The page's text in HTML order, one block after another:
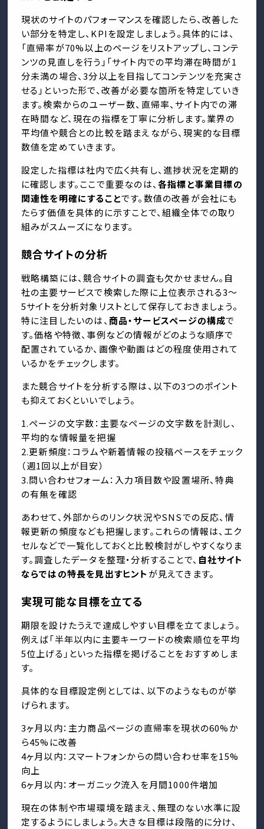
現状のサイトのパフォーマンスを確認したら、改善した
い部分を特定し、KPIを設定しましょう。具体的には、
「直帰率が70%以上のページをリストアップし、コンテ
ンツの見直しを行う」「サイト内での平均滞在時間が1
分未満の場合、3分以上を目指してコンテンツを充実さ
せる」といった形で、改善が必要な箇所を特定していき
ます。検索からのユーザー数、直帰率、サイト内での滞
在時間など、現在の指標を丁寧に分析します。業界の
平均値や競合との比較を踏まえながら、現実的な目標
数値を定めていきます。
設定した指標は社内で広く共有し、進捗状況を定期的
に確認します。ここで重要なのは、各指標と事業目標の
関連性を明確にすることです。数値の改善が会社にも
たらす価値を具体的に示すことで、組織全体での取り
組みがスムーズになります。
競合サイトの分析
戦略構築には、競合サイトの調査も欠かせません。自
社の主要サービスで検索した際に上位表示される3～
5サイトを分析対象リストとして保存しておきましょう。
特に注目したいのは、 商品・サービスページの構成で
す。価格や特徴、事例などの情報がどのような順序で
配置されているか、画像や動画はどの程度使用されて
いるかをチェックします。
また競合サイトを分析する際は、以下の3つのポイント
も抑えておくといいでしょう。
1.ページの文字数：主要なページの文字数を計測し、
平均的な情報量を把握
2.更新頻度：コラムや新着情報の投稿ペースをチェック
（週1回以上が目安）
3.問い合わせフォーム：入力項目数や設置場所、特典
の有無を確認
あわせて、外部からのリンク状況やSNSでの反応、情
報更新の頻度なども把握します。これらの情報は、エク
セルなどで一覧化しておくと比較検討がしやすくなりま
す。調査したデータを整理・分析することで、 自社サイト
ならではの特長を見出すヒント が見えてきます。
実現可能な目標を立てる
期限を設けたうえで達成しやすい目標を立てましょう。
例えば「半年以内に主要キーワードの検索順位を平均
5位上げる」といった指標を掲げることをおすすめしま
す。
具体的な目標設定例としては、以下のようなものが挙
げられます。
3ヶ月以内：主力商品ページの直帰率を現状の60%か
ら45%に改善
4ヶ月以内：スマートフォンからの問い合わせ率を15%
向上
6ヶ月以内：オーガニック流入を月間1000件増加
現在の体制や市場環境を踏まえ、無理のない水準に設
定するようにしましょう。大きな目標は段階的に分け、